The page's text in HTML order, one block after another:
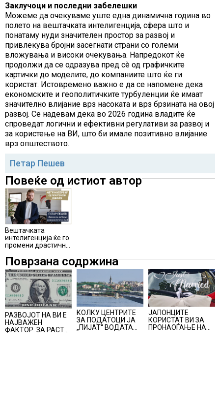
Заклучоци и последни забелешки
Можеме да очекуваме уште една динамична година во
полето на вештачката интелигенција, сфера што и
понатаму нуди значителен простор за развој и
привлекува бројни засегнати страни со големи
вложувања и високи очекувања. Напредокот ќе
продолжи да се одразува пред сè од графичките
картички до моделите, до компаниите што ќе ги
користат. Истовремено важно е да се напомене дека
економските и геополитичките турбуленции ќе имаат
значително влијание врз насоката и врз брзината на овој
развој. Се надевам дека во 2026 година владите ќе
спроведат логични и ефективни регулативи за развој и
за користење на ВИ, што би имале позитивно влијание
врз општеството.
Петар Пешев
Повеќе од истиот автор
Вештачката
интелигенција ќе го
промени драстично
работење
Поврзана содржина
РАЗВОЈОТ НА ВИ Е
НАЈВАЖЕН
ФАКТОР ЗА РАСТ
КОЛКУ ЦЕНТРИТЕ
ЗА ПОДАТОЦИ ЈА
„ПИЈАТ“ ВОДАТА
ЈАПОНЦИТЕ
КОРИСТАТ ВИ ЗА
ПРОНАОЃАЊЕ НА